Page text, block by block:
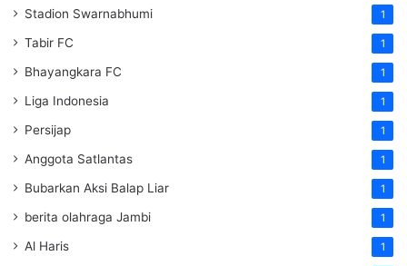
Stadion Swarnabhumi 1
Tabir FC 1
Bhayangkara FC 1
Liga Indonesia 1
Persijap 1
Anggota Satlantas 1
Bubarkan Aksi Balap Liar 1
berita olahraga Jambi 1
Al Haris 1